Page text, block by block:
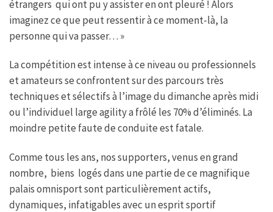
étrangers qui ont pu y assister en ont pleuré ! Alors
imaginez ce que peut ressentir à ce moment-là, la
personne qui va passer… »
La compétition est intense à ce niveau ou professionnels
et amateurs se confrontent sur des parcours très
techniques et sélectifs à l’image du dimanche après midi
ou l’individuel large agility a frôlé les 70% d’éliminés. La
moindre petite faute de conduite est fatale.
Comme tous les ans, nos supporters, venus en grand
nombre, biens logés dans une partie de ce magnifique
palais omnisport sont particulièrement actifs,
dynamiques, infatigables avec un esprit sportif